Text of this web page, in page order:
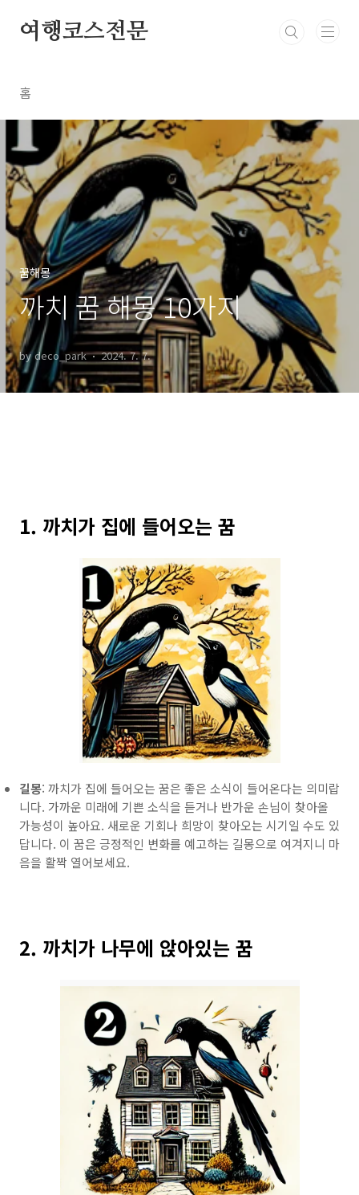
여행코스전문
홈
꿈해몽
까치 꿈 해몽 10가지
by deco_park 2024. 7. 7.
1. 까치가 집에 들어오는 꿈
길몽: 까치가 집에 들어오는 꿈은 좋은 소식이 들어온다는 의미랍
니다. 가까운 미래에 기쁜 소식을 듣거나 반가운 손님이 찾아올
가능성이 높아요. 새로운 기회나 희망이 찾아오는 시기일 수도 있
답니다. 이 꿈은 긍정적인 변화를 예고하는 길몽으로 여겨지니 마
음을 활짝 열어보세요.
2. 까치가 나무에 앉아있는 꿈